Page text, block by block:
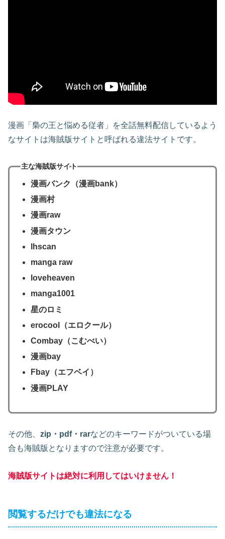
漫画「梟の王と悩める従者」を全話無料配信しているよう
なサイトは海賊版サイトと呼ばれる違法サイトです。
主な海賊版サイト
漫画バンク（漫画bank）
漫画村
漫画raw
漫画タウン
lhscan
manga raw
loveheaven
manga1001
星のロミ
erocool（エロクール）
Combay（こむべい）
漫画bay
Fbay（エフベイ）
漫画PLAY
その他、 zip・pdf・rarなどのキーワードがついている場
合も海賊版となりますので注意が必要です。
海賊版サイトは絶対に利用してはいけません！
閲覧するだけでも違法になる